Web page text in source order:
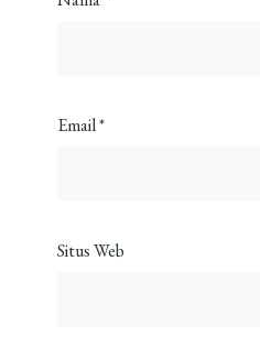
Email*
Situs Web